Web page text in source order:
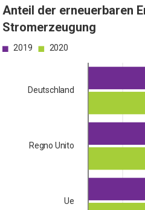
Anteil der erneuerbaren
Stromerzeugung
2019 2020
Deutschland
Regno Unito
Ue